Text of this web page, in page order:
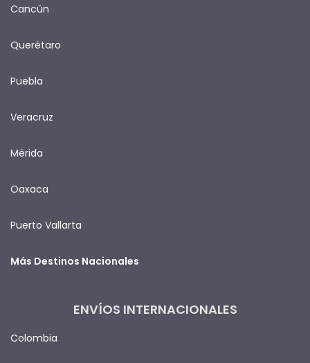
Cancún
Querétaro
Puebla
Veracruz
Mérida
Oaxaca
Puerto Vallarta
Más Destinos Nacionales
ENVÍOS INTERNACIONALES
Colombia